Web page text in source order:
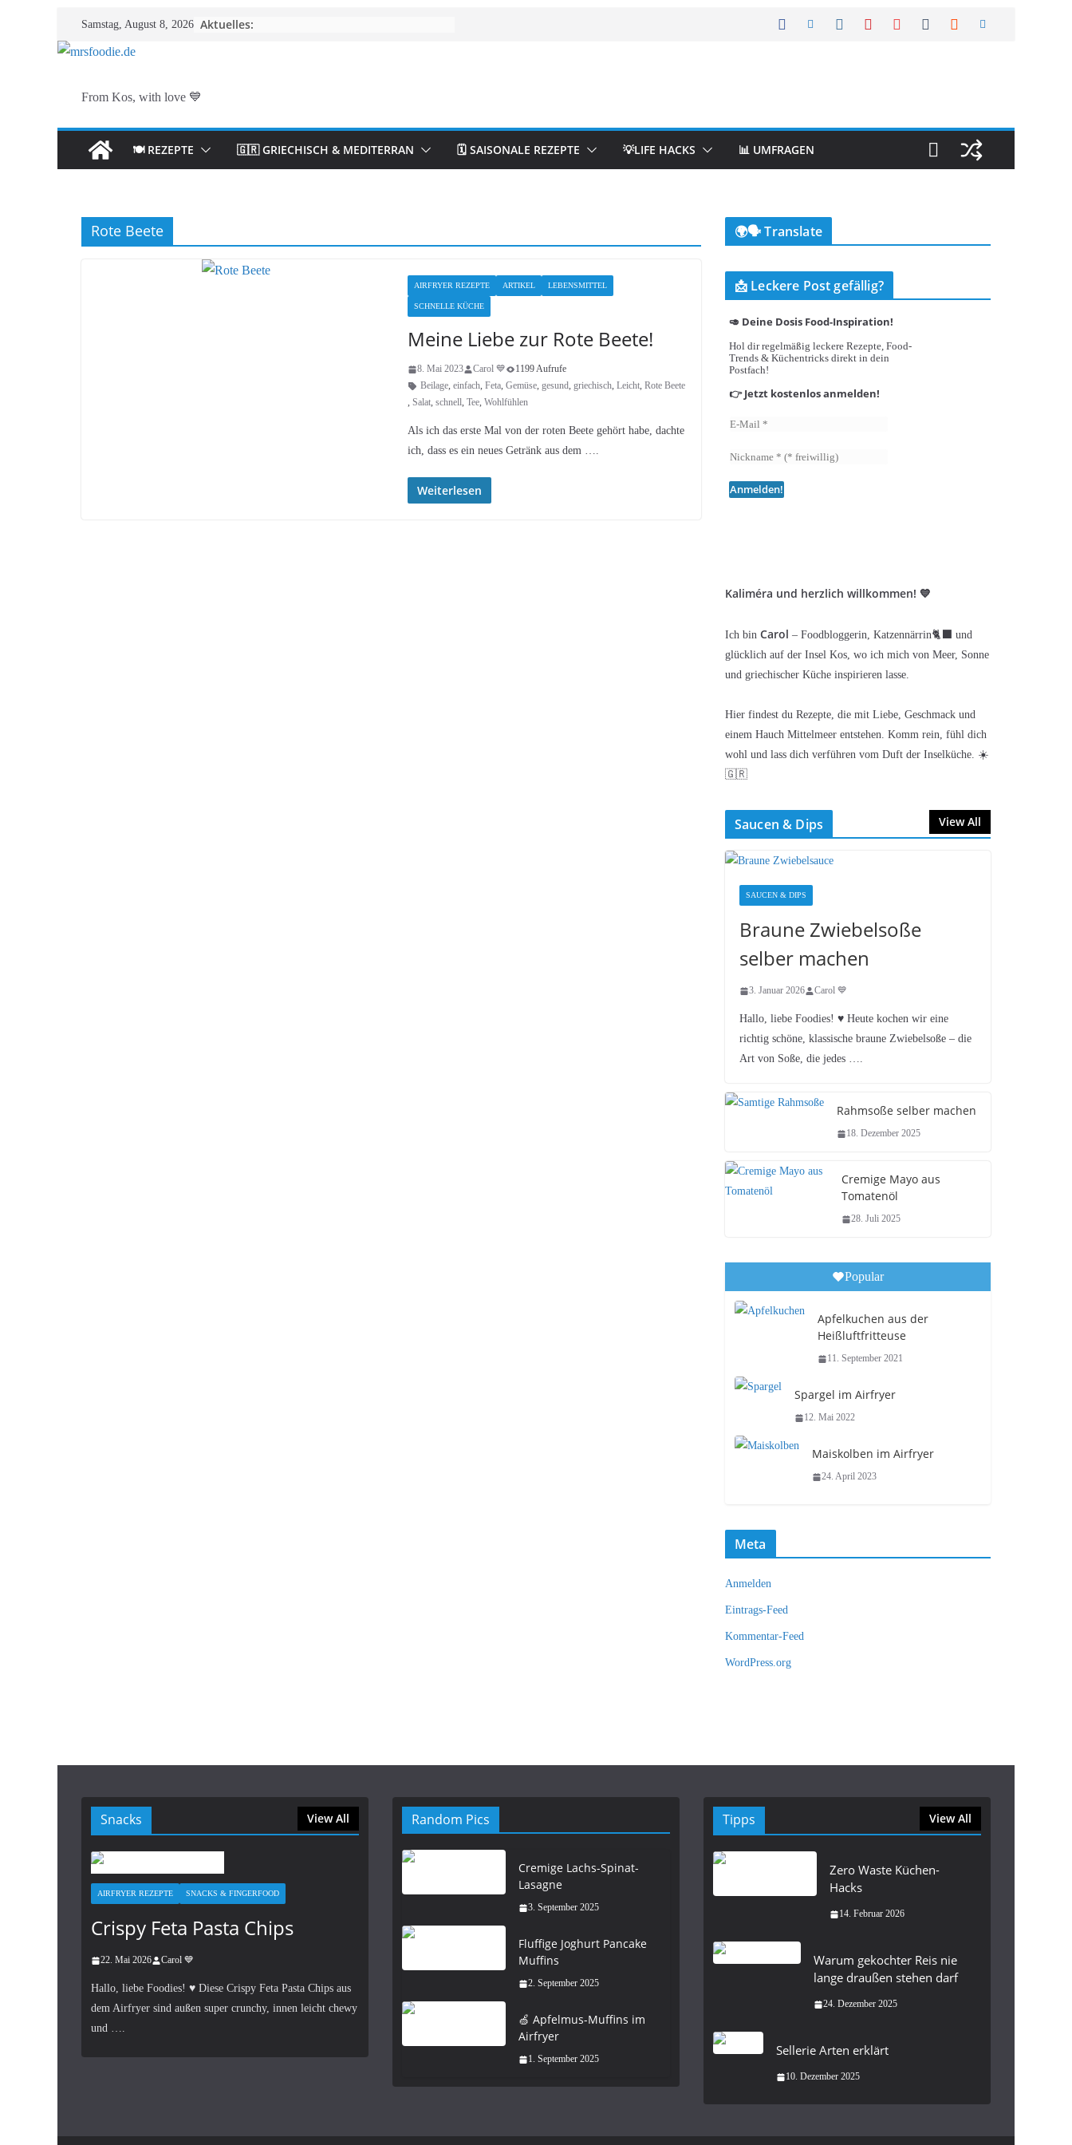
Inhalt
Samstag, August 8, 2026 Aktuelles:
From Kos, with love 💙
🍽️ REZEPTE 🇬🇷 GRIECHISCH & MEDITERRAN 🗓️ SAISONALE REZEPTE 💡LIFE HACKS 📊 UMFRAGEN
Rote Beete
AIRFRYER REZEPTE ARTIKEL LEBENSMITTEL
SCHNELLE KÜCHE
Meine Liebe zur Rote Beete!
8. Mai 2023 Carol 💙
1199 Aufrufe
Beilage, einfach, Feta, Gemüse, gesund, griechisch, Leicht, Rote Beete
, Salat, schnell, Tee, Wohlfühlen
Als ich das erste Mal von der roten Beete gehört habe, dachte
ich, dass es ein neues Getränk aus dem ….
Weiterlesen
🌍🗣️ Translate
📩 Leckere Post gefällig?
🥑 Deine Dosis Food-Inspiration!
Hol dir regelmäßig leckere Rezepte, Food-
Trends & Küchentricks direkt in dein
Postfach!
👉 Jetzt kostenlos anmelden!
Kaliméra und herzlich willkommen! 💙
Ich bin Carol – Foodbloggerin, Katzennärrin🐈‍⬛ und
glücklich auf der Insel Kos, wo ich mich von Meer, Sonne
und griechischer Küche inspirieren lasse.
Hier findest du Rezepte, die mit Liebe, Geschmack und
einem Hauch Mittelmeer entstehen. Komm rein, fühl dich
wohl und lass dich verführen vom Duft der Inselküche. ☀️
🇬🇷
Saucen & Dips View All
SAUCEN & DIPS
Braune Zwiebelsoße
selber machen
3. Januar 2026 Carol 💙
Hallo, liebe Foodies! ♥︎ Heute kochen wir eine
richtig schöne, klassische braune Zwiebelsoße – die
Art von Soße, die jedes ….
Rahmsoße selber machen
18. Dezember 2025
Cremige Mayo aus
Tomatenöl
28. Juli 2025
Popular
Apfelkuchen aus der
Heißluftfritteuse
11. September 2021
Spargel im Airfryer
12. Mai 2022
Maiskolben im Airfryer
24. April 2023
Meta
Anmelden
Eintrags-Feed
Kommentar-Feed
WordPress.org
Snacks View All
AIRFRYER REZEPTE SNACKS & FINGERFOOD
Crispy Feta Pasta Chips
22. Mai 2026 Carol 💙
Hallo, liebe Foodies! ♥︎ Diese Crispy Feta Pasta Chips aus
dem Airfryer sind außen super crunchy, innen leicht chewy
und ….
Random Pics
Cremige Lachs-Spinat-
Lasagne
3. September 2025
Fluffige Joghurt Pancake
Muffins
2. September 2025
🍏 Apfelmus-Muffins im
Airfryer
1. September 2025
Tipps View All
Zero Waste Küchen-
Hacks
14. Februar 2026
Warum gekochter Reis nie
lange draußen stehen darf
24. Dezember 2025
Sellerie Arten erklärt
10. Dezember 2025